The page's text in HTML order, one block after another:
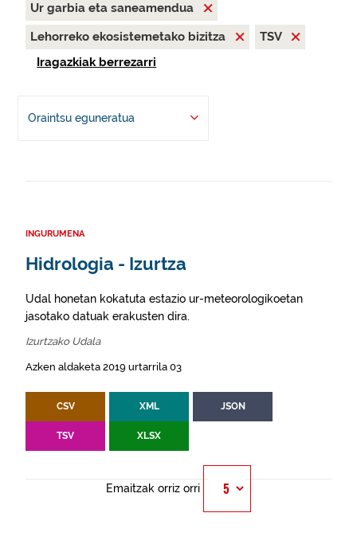
Ur garbia eta saneamendua
Lehorreko ekosistemetako bizitza
TSV
Iragazkiak berrezarri
Oraintsu eguneratua
INGURUMENA
Hidrologia - Izurtza
Udal honetan kokatuta estazio ur-meteorologikoetan
jasotako datuak erakusten dira.
Izurtzako Udala
Azken aldaketa 2019 urtarrila 03
CSV XML JSON
TSV XLSX
Emaitzak orriz orri